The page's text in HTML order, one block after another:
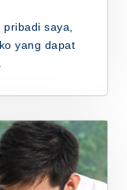
saya,
yang dapat